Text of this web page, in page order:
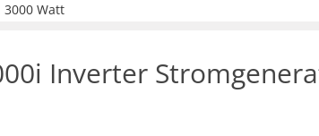
Watt
Inverter